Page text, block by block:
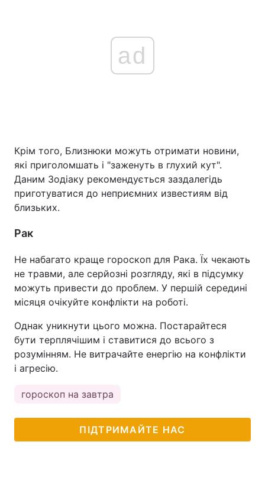
ad
Крім того, Близнюки можуть отримати новини,
які приголомшать і "заженуть в глухий кут".
Даним Зодіаку рекомендується заздалегідь
приготуватися до неприємних известиям від
близьких.
Рак
Не набагато краще гороскоп для Рака. Їх чекають
не травми, але серйозні розгляду, які в підсумку
можуть привести до проблем. У першій середині
місяця очікуйте конфлікти на роботі.
Однак уникнути цього можна. Постарайтеся
бути терплячішим і ставитися до всього з
розумінням. Не витрачайте енергію на конфлікти
і агресію.
гороскоп на завтра
ПІДТРИМАЙТЕ НАС